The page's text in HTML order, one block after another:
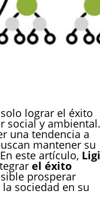
lograr el éxito
social y ambiental.
una tendencia a
mantener su
este artículo,
el éxito
prosperar
sociedad en su